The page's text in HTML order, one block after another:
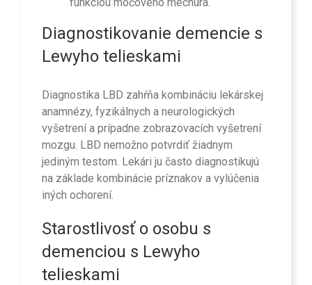
Diagnostikovanie demencie s
Lewyho telieskami
Diagnostika LBD zahŕňa kombináciu lekárskej
anamnézy, fyzikálnych a neurologických
vyšetrení a prípadne zobrazovacích vyšetrení
mozgu. LBD nemožno potvrdiť žiadnym
jediným testom. Lekári ju často diagnostikujú
na základe kombinácie príznakov a vylúčenia
iných ochorení.
Starostlivosť o osobu s
demenciou s Lewyho
telieskami